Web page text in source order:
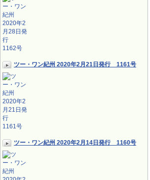
ツー・ワン紀州 2020年2月21日発行 1161号
ツー・ワン紀州 2020年2月14日発行 1160号